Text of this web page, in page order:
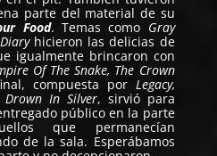
parte del material de su
Food. Temas como Gray
hicieron las delicias de
igualmente brincaron con
Of The Snake, The Crown
compuesta por Legacy,
Drown In Silver, sirvió para
público en la parte
que permanecían
de la sala. Esperábamos